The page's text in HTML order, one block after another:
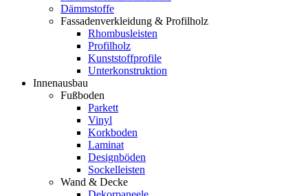
Dämmstoffe
Fassadenverkleidung & Profilholz
Rhombusleisten
Profilholz
Kunststoffprofile
Unterkonstruktion
Innenausbau
Fußboden
Parkett
Vinyl
Korkboden
Laminat
Designböden
Sockelleisten
Wand & Decke